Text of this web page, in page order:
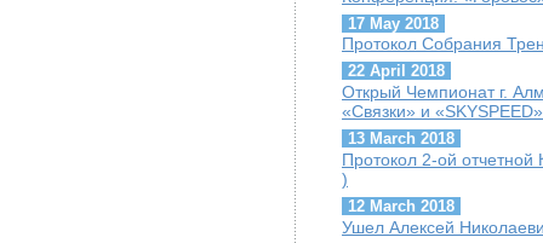
17 May 2018
Протокол Собрания
22 April 2018
Открый Чемпионат г.
«Связки» и «SKYSPEED»
13 March 2018
Протокол 2-ой
)
12 March 2018
Ушел Алексей